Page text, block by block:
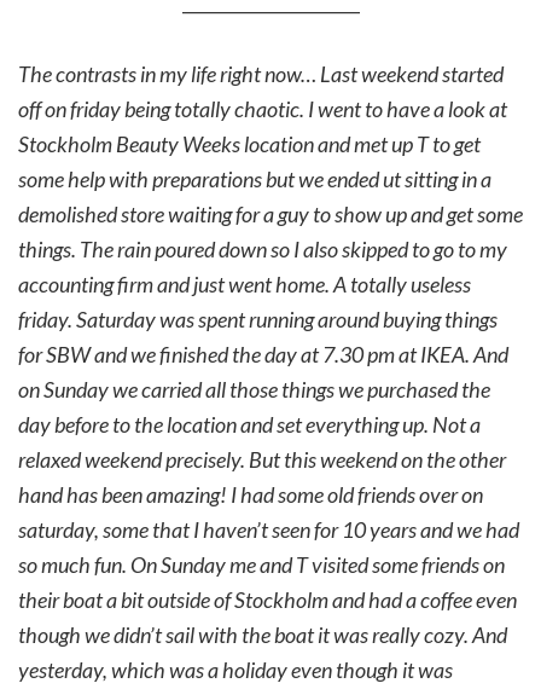
The contrasts in my life right now… Last weekend started
off on friday being totally chaotic. I went to have a look at
Stockholm Beauty Weeks location and met up T to get
some help with preparations but we ended ut sitting in a
demolished store waiting for a guy to show up and get some
things. The rain poured down so I also skipped to go to my
accounting firm and just went home. A totally useless
friday. Saturday was spent running around buying things
for SBW and we finished the day at 7.30 pm at IKEA. And
on Sunday we carried all those things we purchased the
day before to the location and set everything up. Not a
relaxed weekend precisely. But this weekend on the other
hand has been amazing! I had some old friends over on
saturday, some that I haven’t seen for 10 years and we had
so much fun. On Sunday me and T visited some friends on
their boat a bit outside of Stockholm and had a coffee even
though we didn’t sail with the boat it was really cozy. And
yesterday, which was a holiday even though it was